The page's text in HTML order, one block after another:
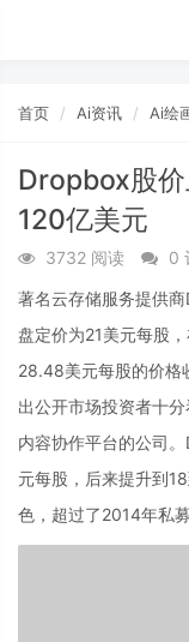
首页 Ai资讯 Ai绘
Dropbox股
120亿美元
3732 阅读 0
著名云存储服务提供
盘定价为21美元每股
28.48美元每股的价格
出公开市场投资者十
内容协作平台的公司
元每股，后来提升到
色，超过了2014年私